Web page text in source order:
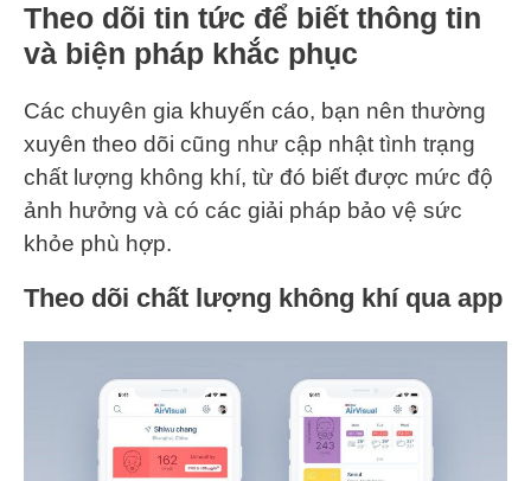
Theo dõi tin tức để biết thông tin
và biện pháp khắc phục
Các chuyên gia khuyến cáo, bạn nên thường
xuyên theo dõi cũng như cập nhật tình trạng
chất lượng không khí, từ đó biết được mức độ
ảnh hưởng và có các giải pháp bảo vệ sức
khỏe phù hợp.
Theo dõi chất lượng không khí qua app